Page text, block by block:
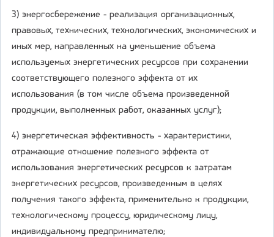
3) энергосбережение - реализация организационных,
правовых, технических, технологических, экономических и
иных мер, направленных на уменьшение объема
используемых энергетических ресурсов при сохранении
соответствующего полезного эффекта от их
использования (в том числе объема произведенной
продукции, выполненных работ, оказанных услуг);
4) энергетическая эффективность - характеристики,
отражающие отношение полезного эффекта от
использования энергетических ресурсов к затратам
энергетических ресурсов, произведенным в целях
получения такого эффекта, применительно к продукции,
технологическому процессу, юридическому лицу,
индивидуальному предпринимателю;